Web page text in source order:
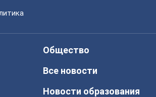
Общество
Все новости
Новости образования